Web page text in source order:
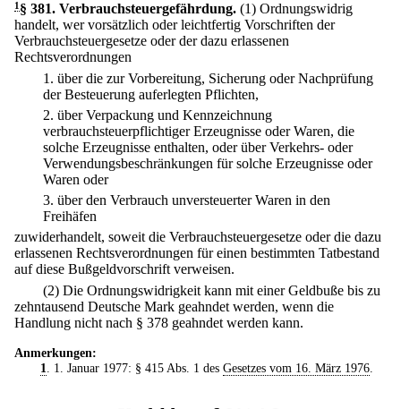
1§ 381. Verbrauchsteuergefährdung. (1) Ordnungswidrig
handelt, wer vorsätzlich oder leichtfertig Vorschriften der
Verbrauchsteuergesetze oder der dazu erlassenen
Rechtsverordnungen
1. über die zur Vorbereitung, Sicherung oder Nachprüfung
der Besteuerung auferlegten Pflichten,
2. über Verpackung und Kennzeichnung
verbrauchsteuerpflichtiger Erzeugnisse oder Waren, die
solche Erzeugnisse enthalten, oder über Verkehrs- oder
Verwendungsbeschränkungen für solche Erzeugnisse oder
Waren oder
3. über den Verbrauch unversteuerter Waren in den
Freihäfen
zuwiderhandelt, soweit die Verbrauchsteuergesetze oder die dazu
erlassenen Rechtsverordnungen für einen bestimmten Tatbestand
auf diese Bußgeldvorschrift verweisen.
(2) Die Ordnungswidrigkeit kann mit einer Geldbuße bis zu
zehntausend Deutsche Mark geahndet werden, wenn die
Handlung nicht nach § 378 geahndet werden kann.
Anmerkungen:
1
. 1. Januar 1977: § 415 Abs. 1 des Gesetzes vom 16. März 1976.